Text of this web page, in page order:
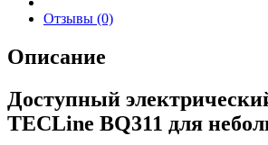
Отзывы (0)
Описание
Доступный
TECLine BQ311 для